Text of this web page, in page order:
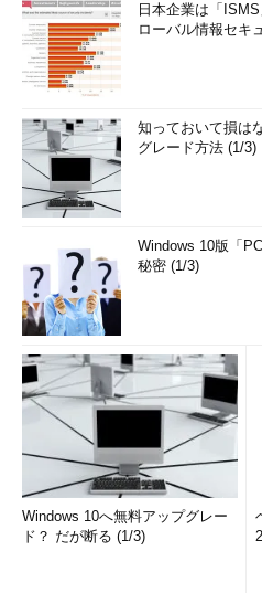
日本企業は「
ローバル情報セキ
知っておいて損は
グレード方法 (1/3)
Windows 10版「
秘密 (1/3)
Windows 10へ無料アップグレー
ド？ だが断る (1/3)